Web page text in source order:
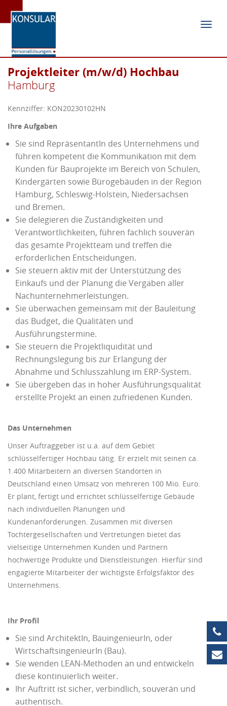
Projektleiter (m/w/d) Hochbau
Hamburg
Kennziffer: KON20230102HN
Ihre Aufgaben
Sie sind RepräsentantIn des Unternehmens und
führen kompetent die Kommunikation mit dem
Kunden für Bauprojekte im Bereich von Schulen,
Kindergärten sowie Bürogebäuden in der Region
Hamburg, Schleswig-Holstein, Niedersachsen
und Bremen.
Sie delegieren die Zuständigkeiten und
Verantwortlichkeiten, führen fachlich souverän
das gesamte Projektteam und treffen die
erforderlichen Entscheidungen.
Sie steuern aktiv mit der Unterstützung des
Einkaufs und der Planung die Vergaben aller
Nachunternehmerleistungen.
Sie überwachen gemeinsam mit der Bauleitung
das Budget, die Qualitäten und
Ausführungstermine.
Sie steuern die Projektliquidität und
Rechnungslegung bis zur Erlangung der
Abnahme und Schlusszahlung im ERP-System.
Sie übergeben das in hoher Ausführungsqualität
erstellte Projekt an einen zufriedenen Kunden.
Das Unternehmen
Unser Auftraggeber ist u.a. auf dem Gebiet
schlüsselfertiger Hochbau tätig. Er erzielt mit seinen ca.
1.400 Mitarbeitern an diversen Standorten in
Deutschland einen Umsatz von mehreren 100 Mio. Euro.
Er plant, fertigt und errichtet schlüsselfertige Gebäude
nach individuellen Planungen und
Kundenanforderungen. Zusammen mit diversen
Tochtergesellschaften und Vertretungen bietet das
vielseitige Unternehmen Kunden und Partnern
hochwertige Produkte und Dienstleistungen. Hierfür sind
engagierte Mitarbeiter der wichtigste Erfolgsfaktor des
Unternehmens.
Ihr Profil
Sie sind ArchitektIn, BauingenieurIn, oder
WirtschaftsingenieurIn (Bau).
Sie wenden LEAN-Methoden an und entwickeln
diese kontinuierlich weiter.
Ihr Auftritt ist sicher, verbindlich, souverän und
authentisch.